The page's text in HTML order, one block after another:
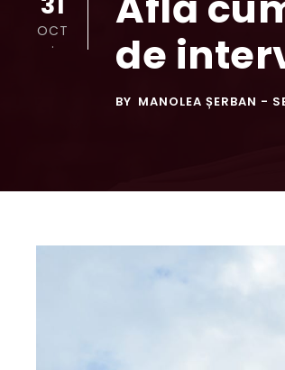
OCT
.
de
BY MANOLEA ȘERBAN -